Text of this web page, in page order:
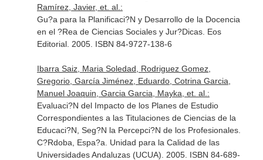
Ramírez, Javier, et. al.:
Gu?a para la Planificaci?N y Desarrollo de la Docencia
en el ?Rea de Ciencias Sociales y Jur?Dicas. Eos
Editorial. 2005. ISBN 84-9727-138-6
Ibarra Saiz, Maria Soledad, Rodriguez Gomez,
Gregorio, García Jiménez, Eduardo, Cotrina Garcia,
Manuel Joaquin, Garcia Garcia, Mayka, et. al.:
Evaluaci?N del Impacto de los Planes de Estudio
Correspondientes a las Titulaciones de Ciencias de la
Educaci?N, Seg?N la Percepci?N de los Profesionales.
C?Rdoba, Espa?a. Unidad para la Calidad de las
Universidades Andaluzas (UCUA). 2005. ISBN 84-689-